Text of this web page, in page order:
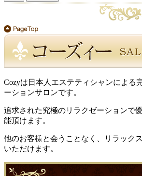
Cozyは日本人エステティシャンによる
ーションサロンです。
追求された究極のリラクゼーションで
能頂けます。
他のお客様と会うことなく、リラック
いただけます。